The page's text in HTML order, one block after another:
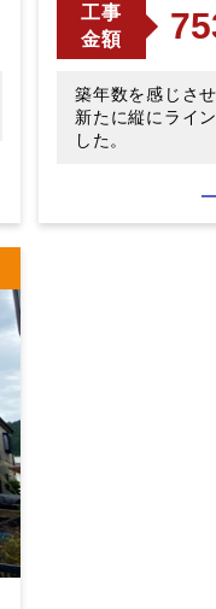
工事
金額
築年数を感じさ
新たに縦にライ
した。